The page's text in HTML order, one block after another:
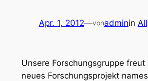
Apr. 1, 2012—vonadminin
Unsere Forschungsgruppe freut
neues Forschungsprojekt names